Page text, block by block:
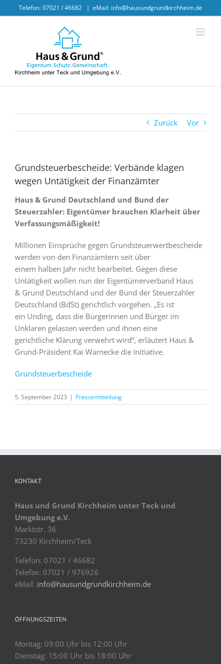
to
Telefon: 07021 / 46682 | eMail: info@hausundgrundkirchheim.de
Zurück Vor
Grundsteuerbescheide: Verbände klagen
wegen Untätigkeit der Finanzämter
Haus & Grund Deutschland und Bund der
Steuerzahler: Eigentümer brauchen Klarheit über
Verfassungsmäßigkeit!
Millionen Einsprüche gegen Grundsteuerwertbescheide
werden von den Finanzämtern seit über
einem halben Jahr nicht bearbeitet. Gegen diese
Untätigkeit wollen nun der Eigentümerverband Haus
& Grund Deutschland und der Bund der Steuerzahler
Deutschland (BdSt) gerichtlich vorgehen. „Es ist
ein Unding, dass die Bürgerinnen und Bürger im
Unklaren gelassen werden und ihnen eine
gerichtliche Klärung verwehrt wird“, erläutert Haus &
Grund-Präsident Kai Warnecke die Initiative.
Grundsteuerbescheide
5. September 2023 | Pressemitteilung
KONTAKT
Haus und Grund Kirchheim unter Teck und
Umgebung e.V.
Marktstr. 36
73230 Kirchheim/Teck
Telefon: 07021 / 46682
Telefax: 07021 / 976926
eMail: info@hausundgrundkirchheim.de
ÖFFNUNGSZEITEN
Montag: 09:00 Uhr bis 12:00 Uhr
Dienstag: 15:00 Uhr bis 18:00 Uhr